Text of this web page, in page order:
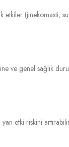
etkiler
ve genel sağlık
etki riskini